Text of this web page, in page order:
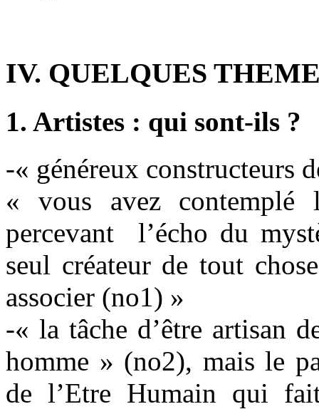
IV. QUELQUES
1. Artistes : qui sont-ils ?
-« généreux constructeurs
« vous avez
percevant l’écho du
seul créateur de tout
associer (no1) »
-« la tâche d’être artisan
homme » (no2), mais le
de l’Etre Humain qui